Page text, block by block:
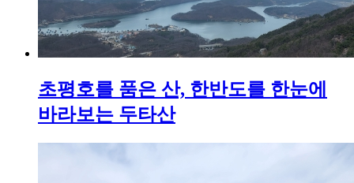
초평호를 품은 산, 한반도를 한눈에
바라보는 두타산